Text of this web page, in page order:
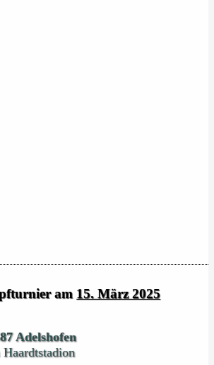
am 15. März 2025
Adelshofen